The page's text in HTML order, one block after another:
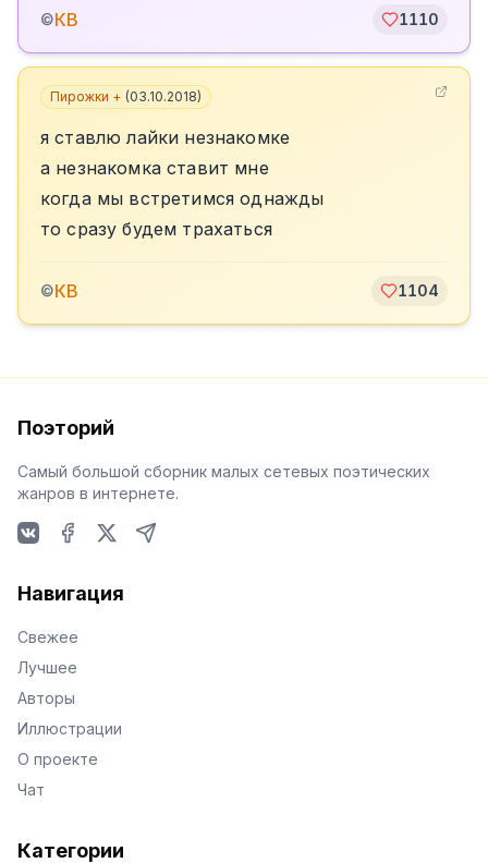
©КВ 1110
Пирожки + (03.10.2018)
я ставлю лайки незнакомке
а незнакомка ставит мне
когда мы встретимся однажды
то сразу будем трахаться
©КВ 1104
Поэторий
Самый большой сборник малых сетевых поэтических
жанров в интернете.
Навигация
Свежее
Лучшее
Авторы
Иллюстрации
О проекте
Чат
Категории